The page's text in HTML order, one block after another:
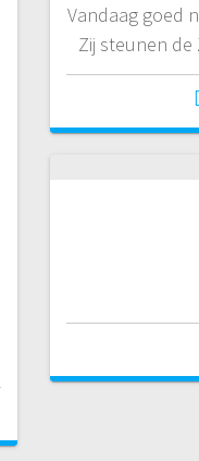
Vandaag goed
Zij steunen de